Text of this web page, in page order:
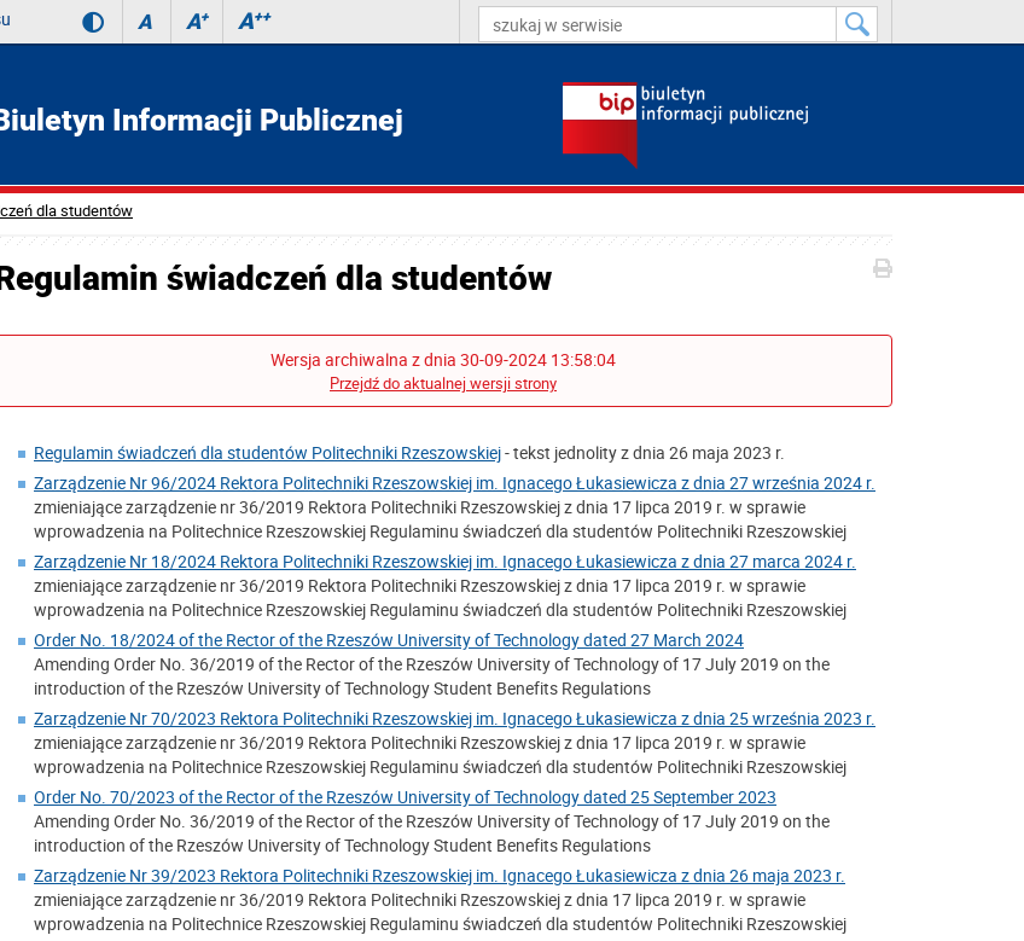
A A+ A++
Informacji Publicznej
dla studentów
świadczeń dla studentów
Wersja archiwalna z dnia 30-09-2024 13:58:04
Przejdź do aktualnej wersji strony
Regulamin świadczeń dla studentów Politechniki Rzeszowskiej- tekst jednolity z dnia 26 maja 2023 r.
Zarządzenie Nr 96/2024 Rektora Politechniki Rzeszowskiej im. Ignacego Łukasiewicza z dnia 27 września 2024 r.
zmieniające zarządzenie nr 36/2019 Rektora Politechniki Rzeszowskiej z dnia 17 lipca 2019 r. w sprawie
wprowadzenia na Politechnice Rzeszowskiej Regulaminu świadczeń dla studentów Politechniki Rzeszowskiej
Zarządzenie Nr 18/2024 Rektora Politechniki Rzeszowskiej im. Ignacego Łukasiewicza z dnia 27 marca 2024 r.
zmieniające zarządzenie nr 36/2019 Rektora Politechniki Rzeszowskiej z dnia 17 lipca 2019 r. w sprawie
wprowadzenia na Politechnice Rzeszowskiej Regulaminu świadczeń dla studentów Politechniki Rzeszowskiej
Order No. 18/2024 of the Rector of the Rzeszów University of Technology dated 27 March 2024
Amending Order No. 36/2019 of the Rector of the Rzeszów University of Technology of 17 July 2019 on the
introduction of the Rzeszów University of Technology Student Benefits Regulations
Zarządzenie Nr 70/2023 Rektora Politechniki Rzeszowskiej im. Ignacego Łukasiewicza z dnia 25 września 2023 r.
zmieniające zarządzenie nr 36/2019 Rektora Politechniki Rzeszowskiej z dnia 17 lipca 2019 r. w sprawie
wprowadzenia na Politechnice Rzeszowskiej Regulaminu świadczeń dla studentów Politechniki Rzeszowskiej
Order No. 70/2023 of the Rector of the Rzeszów University of Technology dated 25 September 2023
Amending Order No. 36/2019 of the Rector of the Rzeszów University of Technology of 17 July 2019 on the
introduction of the Rzeszów University of Technology Student Benefits Regulations
Zarządzenie Nr 39/2023 Rektora Politechniki Rzeszowskiej im. Ignacego Łukasiewicza z dnia 26 maja 2023 r.
zmieniające zarządzenie nr 36/2019 Rektora Politechniki Rzeszowskiej z dnia 17 lipca 2019 r. w sprawie
wprowadzenia na Politechnice Rzeszowskiej Regulaminu świadczeń dla studentów Politechniki Rzeszowskiej